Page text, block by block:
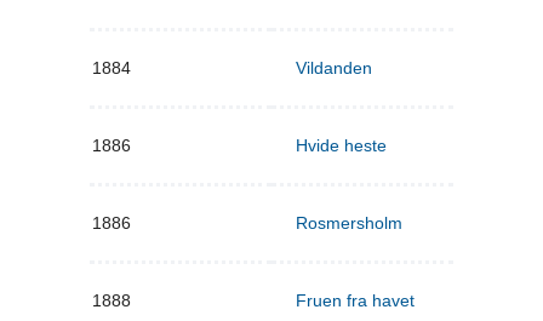
1884 Vildanden
1886 Hvide heste
1886 Rosmersholm
1888 Fruen fra havet